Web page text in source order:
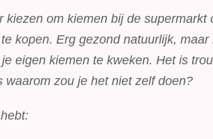
kiezen om kiemen bij de supermarkt
kopen. Erg gezond natuurlijk,
eigen kiemen te kweken. Het is
waarom zou je het niet zelf doen?